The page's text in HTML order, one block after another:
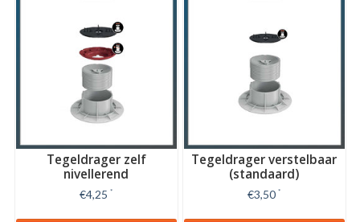
Tegeldrager zelf
nivellerend
€4,25 *
Tegeldrager verstelbaar
(standaard)
€3,50 *